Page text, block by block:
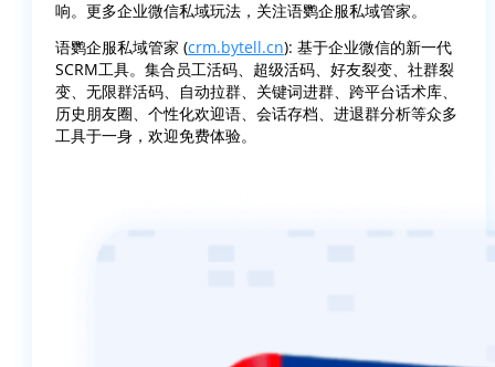
响。更多企业 微信 私域 玩法 ， 关注 语 鹦 企 服 私域 管家 。
语鹦企服私域管家 (crm.bytell.cn): 基于企业微信的新一代
SCRM工具。集合员工活码、超级活码、好友裂变、社群裂
变、无限群活码、自动拉群、关键词进群、跨平台话术库、
历史朋友圈、个性化欢迎语、会话存档、进退群分析等众多
工具于一身，欢迎免费体验。